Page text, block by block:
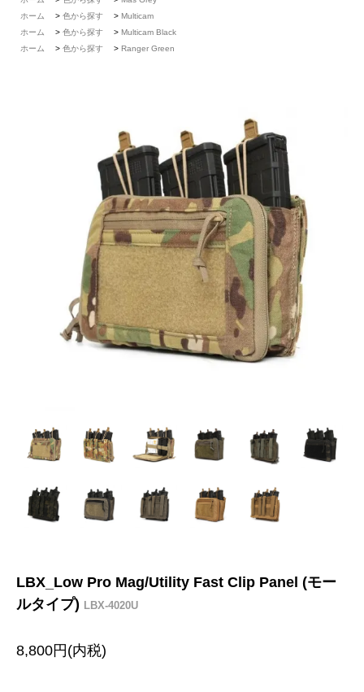
ホーム
> 色から探す > Multicam
ホーム
> 色から探す > Multicam Black
ホーム
> 色から探す > Ranger Green
LBX_Low Pro Mag/Utility Fast Clip Panel (モー
ルタイプ) LBX-4020U
8,800円(内税)